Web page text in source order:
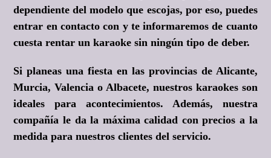
dependiente del modelo que escojas, por eso, puedes
entrar en contacto con y te informaremos de cuanto
cuesta rentar un karaoke sin ningún tipo de deber.
Si planeas una fiesta en las provincias de Alicante,
Murcia, Valencia o Albacete, nuestros karaokes son
ideales para acontecimientos. Además, nuestra
compañía le da la máxima calidad con precios a la
medida para nuestros clientes del servicio.